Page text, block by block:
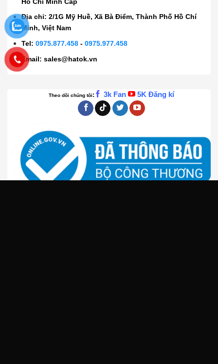
Địa chỉ: 2/1G Mỹ Huề, Xã Bà Điểm, Thành Phố Hồ Chí
Minh, Việt Nam
Tel:0975.877.458 -0975.977.458
Email:sales@hatok.vn
Theo dõi chúng tôi: 3k Fan 5K Đăng kí